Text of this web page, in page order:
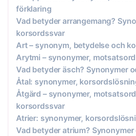
förklaring
Vad betyder arrangemang?
korsordssvar
Art – synonym, betydelse och
Arytmi – synonymer,
Vad betyder äsch? Synonymer
Åtal: synonymer,
Åtgärd – synonymer,
korsordssvar
Atrier: synonymer,
Vad betyder atrium?